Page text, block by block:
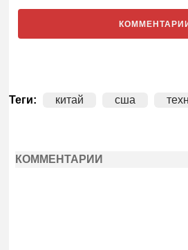
Теги: китай сша
КОММЕНТАРИИ